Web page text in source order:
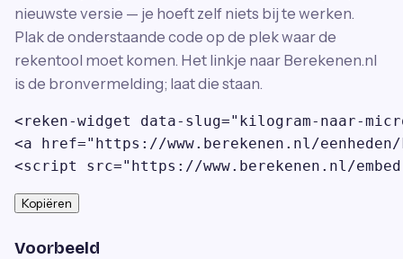
nieuwste versie — je hoeft zelf niets bij te werken.
Plak de onderstaande code op de plek waar de
rekentool moet komen. Het linkje naar Berekenen.nl
is de bronvermelding; laat die staan.
<reken-widget data-slug="kilogram-naar-
<a href="https://www.berekenen.nl/eenheden/
<script src="https://www.berekenen.nl/
Kopiëren
Voorbeeld